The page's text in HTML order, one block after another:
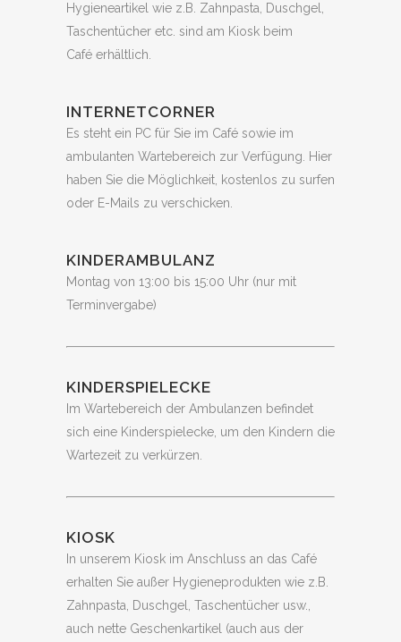
Hygieneartikel wie z.B. Zahnpasta, Duschgel,
Taschentücher etc. sind am Kiosk beim
Café erhältlich.
INTERNETCORNER
Es steht ein PC für Sie im Café sowie im
ambulanten Wartebereich zur Verfügung. Hier
haben Sie die Möglichkeit, kostenlos zu surfen
oder E-Mails zu verschicken.
KINDERAMBULANZ
Montag von 13:00 bis 15:00 Uhr (nur mit
Terminvergabe)
KINDERSPIELECKE
Im Wartebereich der Ambulanzen befindet
sich eine Kinderspielecke, um den Kindern die
Wartezeit zu verkürzen.
KIOSK
In unserem Kiosk im Anschluss an das Café
erhalten Sie außer Hygieneprodukten wie z.B.
Zahnpasta, Duschgel, Taschentücher usw.,
auch nette Geschenkartikel (auch aus der